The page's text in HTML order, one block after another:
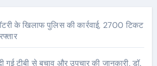
के खिलाफ पुलिस की कार्रवाई, 2700 टिकट
गई टीबी से बचाव और उपचार की जानकारी, डॉ.